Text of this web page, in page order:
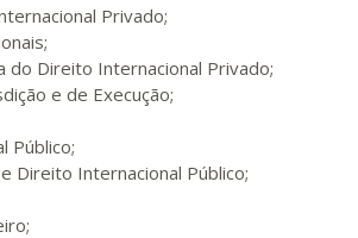
90dias
90 dias
Matricular
Privado;
do Direito Internacional Privado;
e de Execução;
Público;
Direito Internacional Público;